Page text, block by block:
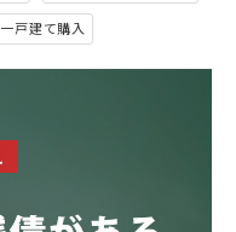
一戸建て購入